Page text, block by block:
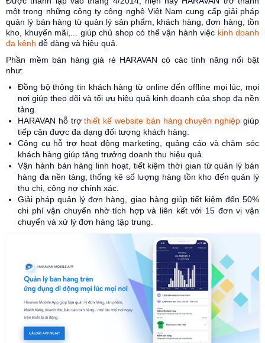
một trong những công ty công nghệ Việt Nam cung cấp giải pháp
quản lý bán hàng từ quản lý sản phẩm, khách hàng, đơn hàng, tồn
kho, khuyến mãi,... giúp chủ shop có thể vận hành việc kinh doanh
đa kênh dễ dàng và hiệu quả.
Phần mềm bán hàng giá rẻ HARAVAN có các tính năng nổi bật
như:
Đồng bộ thông tin khách hàng từ online đến offline mọi lúc, mọi
nơi giúp theo dõi và tối ưu hiệu quả kinh doanh của shop đa nền
tảng.
HARAVAN hỗ trợthiết kế website bán hàng chuyên nghiệp giúp
tiếp cận được đa dạng đối tượng khách hàng.
Công cụ hỗ trợ hoạt động marketing, quảng cáo và chăm sóc
khách hàng giúp tăng trưởng doanh thu hiệu quả.
Vận hành bán hàng linh hoạt, tiết kiệm thời gian từ quản lý bán
hàng đa nền tảng, thống kê số lượng hàng tồn kho đến quản lý
thu chi, công nợ chính xác.
Giải pháp quản lý đơn hàng, giao hàng giúp tiết kiệm đến 50%
chi phí vận chuyển nhờ tích hợp và liên kết với 15 đơn vị vận
chuyển và xử lý đơn hàng tập trung.